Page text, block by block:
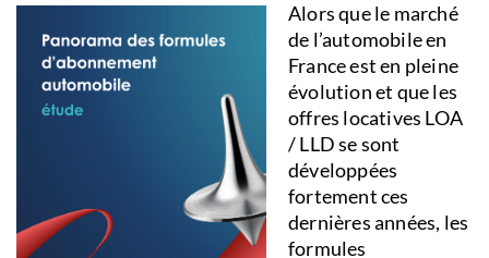
Alors que le marché
de l’automobile en
France est en pleine
évolution et que les
offres locatives LOA
/ LLD se sont
développées
fortement ces
dernières années, les
formules